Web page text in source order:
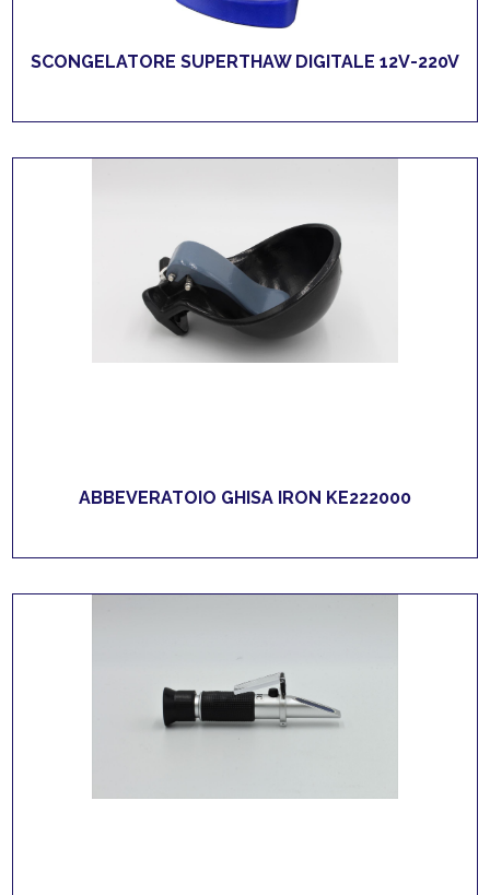
SCONGELATORE SUPERTHAW DIGITALE 12V-220V
ABBEVERATOIO GHISA IRON KE222000